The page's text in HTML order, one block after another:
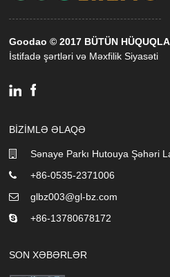
Goodao © 2017 BÜTÜN
İstifadə şərtləri və Məxfilik Siyasəti
BIZIMLƏ ƏLAQƏ
Sənaye Parkı Hutouya Şəhəri
+86-0535-2371006
glbz003@gl-bz.com
+86-13780678172
SON XƏBƏRLƏR